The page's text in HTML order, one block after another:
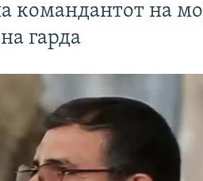
командантот на
гарда